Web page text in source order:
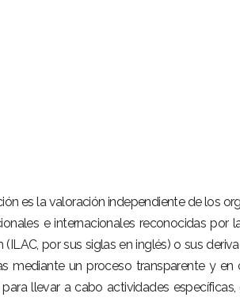
es la valoración independiente de los
e internacionales reconocidas por
(ILAC, por sus siglas en inglés) o sus
mediante un proceso transparente y
para llevar a cabo actividades